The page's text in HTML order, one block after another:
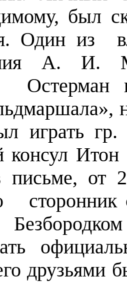
был
Один из
А. И.
Остерман
играть
консул Итон
от
сторонник
друзьями